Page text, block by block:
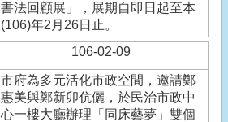
書法回顧展」，展期自即日起至本
(106)年2月26日止。
106-02-09
市府為多元活化市政空間，邀請鄭
惠美與鄭新卯伉儷，於民治市政中
心一樓大廳辦理「同床藝夢」雙個